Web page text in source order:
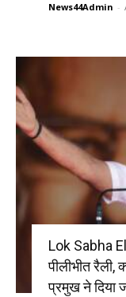
News44Admin -
Lok Sabha
पीलीभीत रैली,
प्रमुख ने दिया